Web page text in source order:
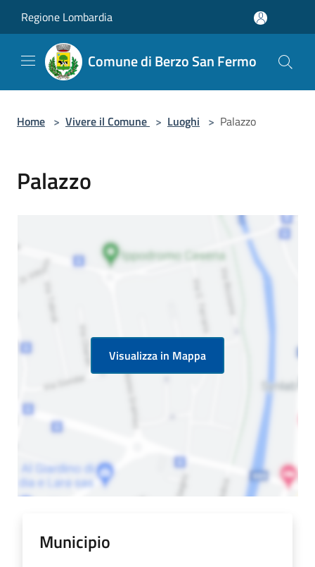
Regione Lombardia
Comune di Berzo San Fermo
Home > Vivere il Comune > Luoghi > Palazzo
Palazzo
Visualizza in Mappa
Municipio